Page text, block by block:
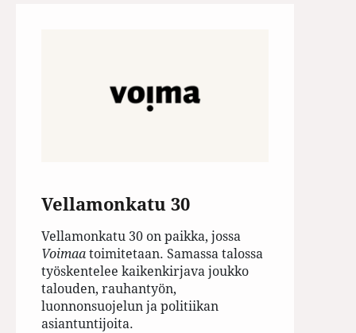
Vellamonkatu 30
Vellamonkatu 30 on paikka, jossa
Voimaatoimitetaan. Samassa talossa
työskentelee kaikenkirjava joukko
talouden, rauhantyön,
luonnonsuojelun ja politiikan
asiantuntijoita.